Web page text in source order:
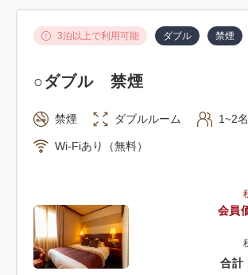
・羽田空港 渋谷駅 … JR山手線 16
下車
田エクスプレス 75分 … 成田空港･空
ル駅 下車 渋谷駅 … JR山手線 27分
会員
合計
3泊以上で利用可能 ダブル 禁煙
○ダブル 禁煙
禁煙 ダブルルーム 1~2名
Wi-Fiあり（無料）